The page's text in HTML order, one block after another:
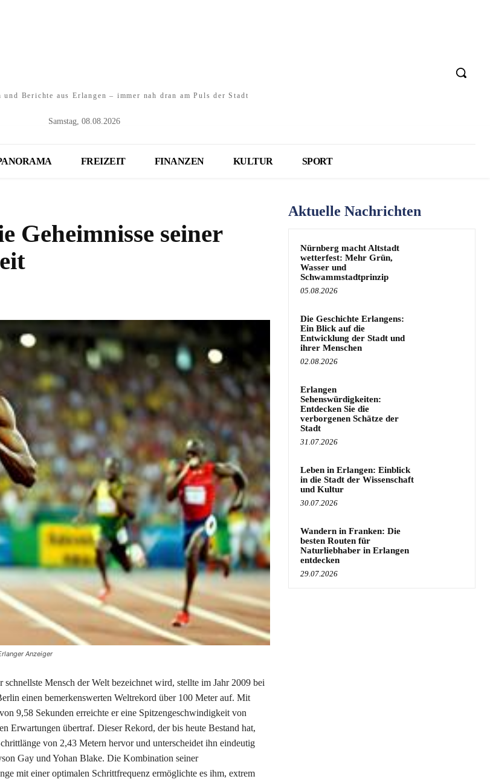
und Berichte aus Erlangen – immer nah dran am Puls der Stadt
Samstag, 08.08.2026
FREIZEIT FINANZEN KULTUR SPORT
Geheimnisse seiner
Anzeiger
Mensch der Welt bezeichnet wird, stellte im Jahr 2009 bei
einen bemerkenswerten Weltrekord über 100 Meter auf. Mit
9,58 Sekunden erreichte er eine Spitzengeschwindigkeit von
Erwartungen übertraf. Dieser Rekord, der bis heute Bestand hat,
von 2,43 Metern hervor und unterscheidet ihn eindeutig
Gay und Yohan Blake. Die Kombination seiner
mit einer optimalen Schrittfrequenz ermöglichte es ihm, extrem
Aktuelle Nachrichten
Nürnberg macht Altstadt
wetterfest: Mehr Grün,
Wasser und
Schwammstadtprinzip
05.08.2026
Die Geschichte Erlangens:
Ein Blick auf die
Entwicklung der Stadt und
ihrer Menschen
02.08.2026
Erlangen
Sehenswürdigkeiten:
Entdecken Sie die
verborgenen Schätze der
Stadt
31.07.2026
Leben in Erlangen: Einblick
in die Stadt der Wissenschaft
und Kultur
30.07.2026
Wandern in Franken: Die
besten Routen für
Naturliebhaber in Erlangen
entdecken
29.07.2026